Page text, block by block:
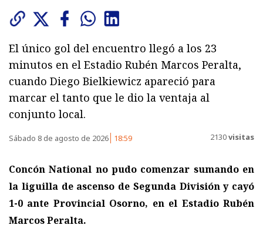
El único gol del encuentro llegó a los 23
minutos en el Estadio Rubén Marcos Peralta,
cuando Diego Bielkiewicz apareció para
marcar el tanto que le dio la ventaja al
conjunto local.
Sábado 8 de agosto de 2026 18:59 2130visitas
Concón National no pudo comenzar sumando en
la liguilla de ascenso de Segunda División y cayó
1-0 ante Provincial Osorno, en el Estadio Rubén
Marcos Peralta.